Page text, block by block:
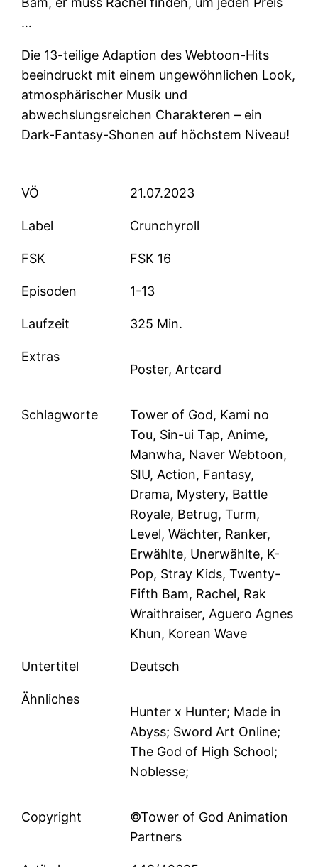
…
Die 13-teilige Adaption des Webtoon-Hits
beeindruckt mit einem ungewöhnlichen Look,
atmosphärischer Musik und
abwechslungsreichen Charakteren – ein
Dark-Fantasy-Shonen auf höchstem Niveau!
VÖ 21.07.2023
Label Crunchyroll
FSK FSK 16
Episoden 1-13
Laufzeit 325 Min.
Extras
Poster, Artcard
Schlagworte
Tower of God, Kami no
Tou, Sin-ui Tap, Anime,
Manwha, Naver Webtoon,
SIU, Action, Fantasy,
Drama, Mystery, Battle
Royale, Betrug, Turm,
Level, Wächter, Ranker,
Erwählte, Unerwählte, K-
Pop, Stray Kids, Twenty-
Fifth Bam, Rachel, Rak
Wraithraiser, Aguero Agnes
Khun, Korean Wave
Untertitel Deutsch
Ähnliches
Hunter x Hunter; Made in
Abyss; Sword Art Online;
The God of High School;
Noblesse;
Copyright
©Tower of God Animation
Partners